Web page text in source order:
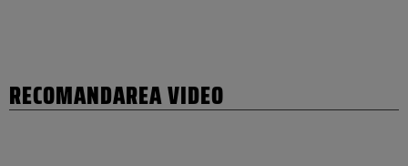
RECOMANDAREA VIDEO